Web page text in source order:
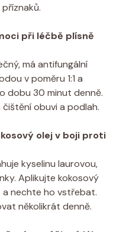
při léčbě plísně
má antifungální
v poměru 1:1 a
dobu 30 minut denně.
obuvi a podlah.
olej v boji proti
kyselinu laurovou,
Aplikujte kokosový
nechte ho vstřebat.
několikrát denně.